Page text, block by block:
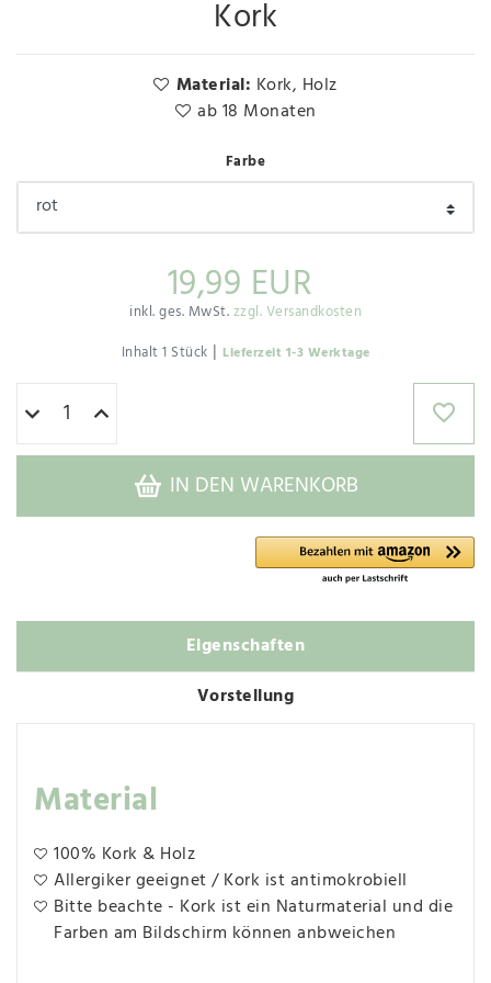
Kork
Material: Kork, Holz
ab 18 Monaten
Farbe
19,99 EUR
inkl. ges. MwSt.zzgl. Versandkosten
Inhalt1 Stück | Lieferzeit 1-3 Werktage
IN DEN WARENKORB
Eigenschaften
Vorstellung
Material
100% Kork & Holz
Allergiker geeignet / Kork ist antimokrobiell
Bitte beachte - Kork ist ein Naturmaterial und die
Farben am Bildschirm können anbweichen